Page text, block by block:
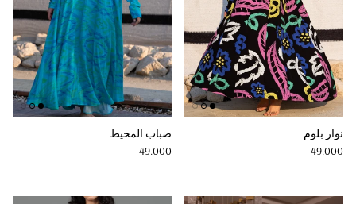
نوار بلوم
Regular price
49.000
ضباب المحيط
Regular price
49.000